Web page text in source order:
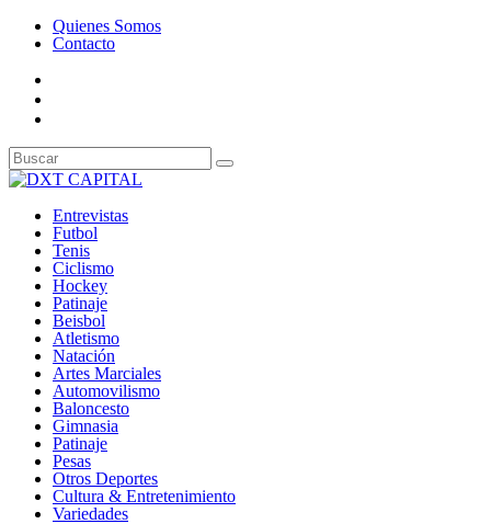
Quienes Somos
Contacto
Entrevistas
Futbol
Tenis
Ciclismo
Hockey
Patinaje
Beisbol
Atletismo
Natación
Artes Marciales
Automovilismo
Baloncesto
Gimnasia
Patinaje
Pesas
Otros Deportes
Cultura & Entretenimiento
Variedades